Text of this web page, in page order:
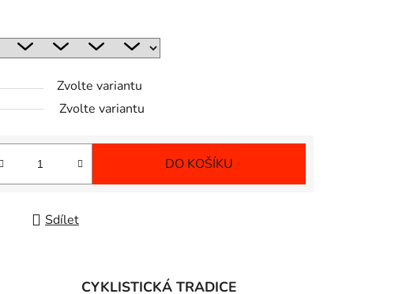
Zvolte variantu
Zvolte variantu
DO KOŠÍKU
Sdílet
CYKLISTICKÁ TRADICE